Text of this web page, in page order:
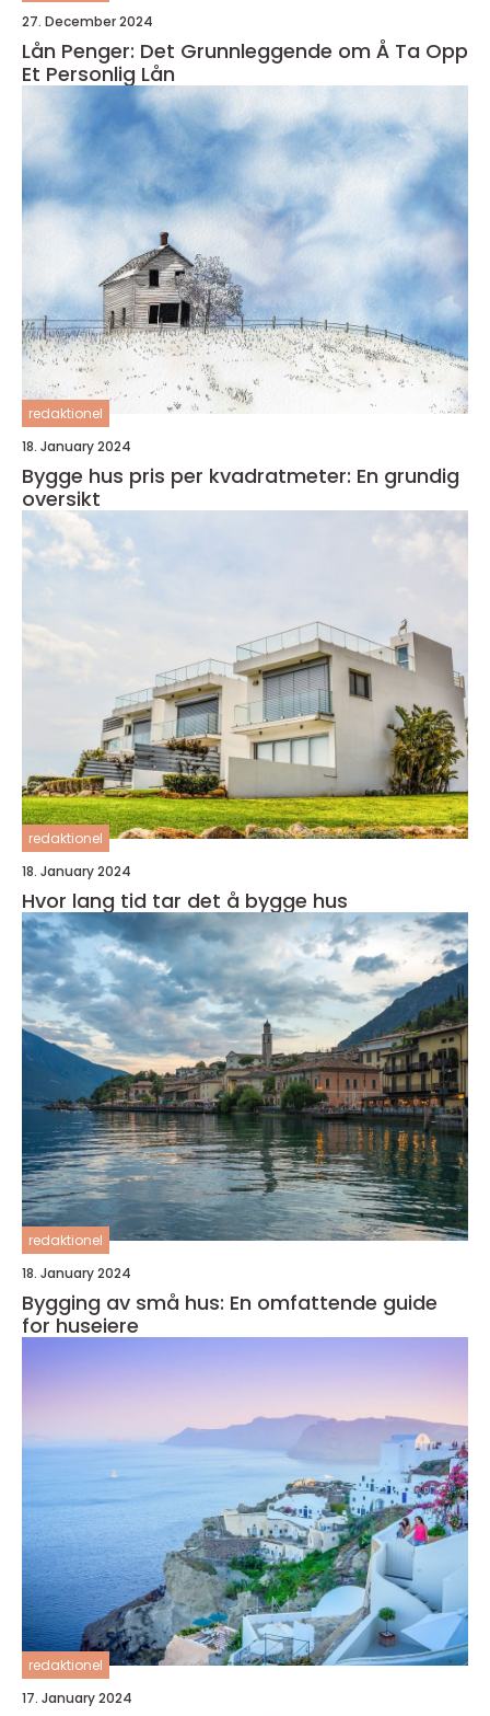
27. December 2024
Lån Penger: Det Grunnleggende om Å Ta Opp
Et Personlig Lån
redaktionel
18. January 2024
Bygge hus pris per kvadratmeter: En grundig
oversikt
redaktionel
18. January 2024
Hvor lang tid tar det å bygge hus
redaktionel
18. January 2024
Bygging av små hus: En omfattende guide
for huseiere
redaktionel
17. January 2024